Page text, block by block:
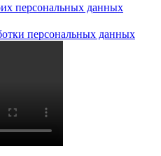
персональных данных
персональных данных